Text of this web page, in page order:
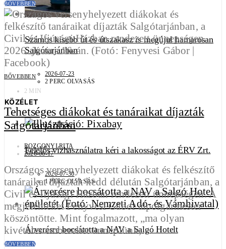
Számos kisebb út és útszakasz is megújul hamarosan
Salgótarjánban
2026-07-23
2 PERC OLVASÁS
KÖZÉLET
Felelős vízhasználatra kéri a lakosságot az ÉRV Zrt.
2026-07-30
1 PERC OLVASÁS
Árverésre bocsátotta a NAV a Salgó Hotelt
BŐVEBBEN
BŐVEBBEN
2 MIN
Tehetséges diákokat és tanáraikat díjazták
Salgótarjánban
ROZGONYI RITA
2026-06-17
Országos versenyhelyezett diákokat és felkészítő
tanáraikat díjazták kedd délután Salgótarjánban, a
Civil és Ifjúsági Házban rendezett ünnepségen. A
megjelenteket Fenyvesi Gábor alpolgármester
köszöntötte. Mint fogalmazott, „ma olyan
kivételes embereket ünneplünk,…
BŐVEBBEN